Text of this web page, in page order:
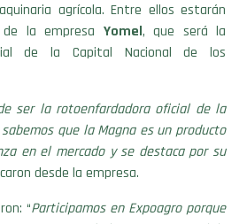
agrícola. Entre ellos estarán
la empresa Yomel, que será la
de la Capital Nacional de los
ser la rotoenfardadora oficial de la
que la Magna es un producto
en el mercado y se destaca por su
desde la empresa.
“Participamos en Expoagro porque